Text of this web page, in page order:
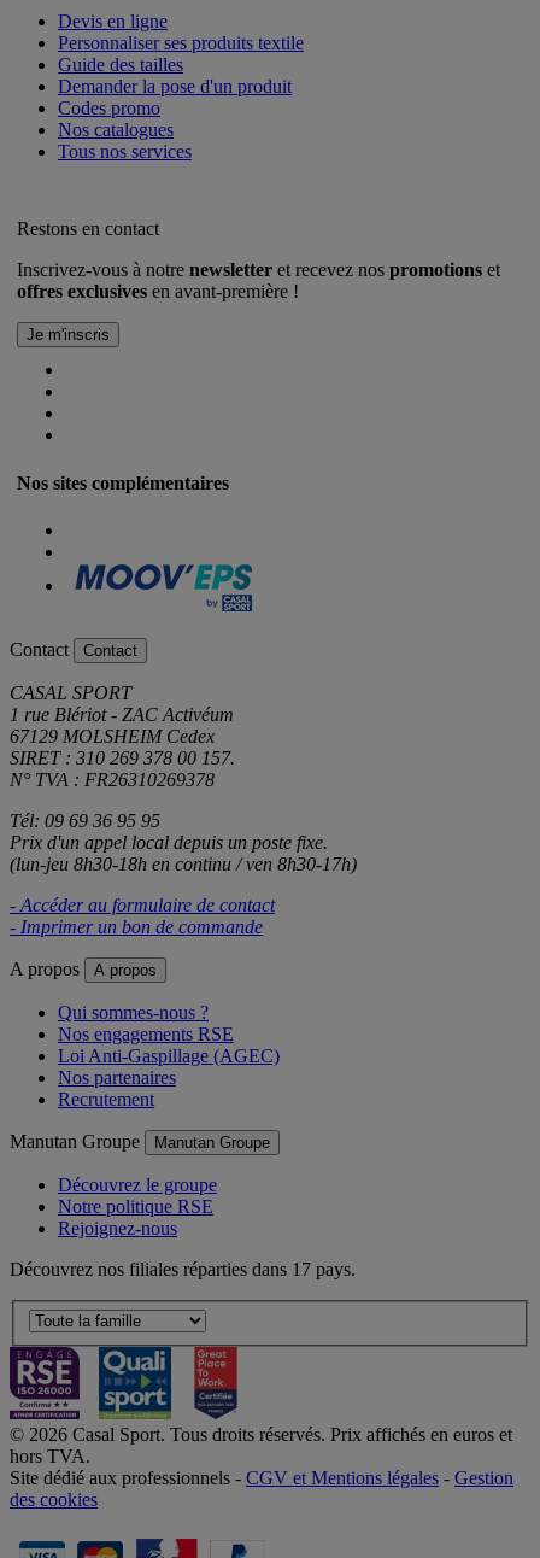
Devis en ligne
Personnaliser ses produits textile
Guide des tailles
Demander la pose d'un produit
Codes promo
Nos catalogues
Tous nos services
Restons en contact
Inscrivez-vous à notre newsletter et recevez nos promotions et
offres exclusives en avant-première !
Nos sites complémentaires
Contact Contact
CASAL SPORT
1 rue Blériot - ZAC Activéum
67129 MOLSHEIM Cedex
SIRET : 310 269 378 00 157.
N° TVA : FR26310269378
Tél: 09 69 36 95 95
Prix d'un appel local depuis un poste fixe.
(lun-jeu 8h30-18h en continu / ven 8h30-17h)
- Accéder au formulaire de contact
- Imprimer un bon de commande
A propos A propos
Qui sommes-nous ?
Nos engagements RSE
Loi Anti-Gaspillage (AGEC)
Nos partenaires
Recrutement
Manutan Groupe Manutan Groupe
Découvrez le groupe
Notre politique RSE
Rejoignez-nous
Découvrez nos filiales réparties dans 17 pays.
© 2026 Casal Sport. Tous droits réservés. Prix affichés en euros et
hors TVA.
Site dédié aux professionnels - CGV et Mentions légales - Gestion
des cookies